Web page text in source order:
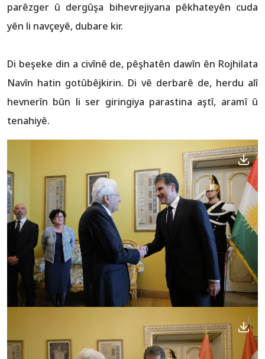
parêzger û dergûşa bihevrejiyana pêkhateyên cuda
yên li navçeyê, dubare kir.
Di beşeke din a civînê de, pêşhatên dawîn ên Rojhilata
Navîn hatin gotûbêjkirin. Di vê derbarê de, herdu alî
hevnerîn bûn li ser giringiya parastina aştî, aramî û
tenahiyê.